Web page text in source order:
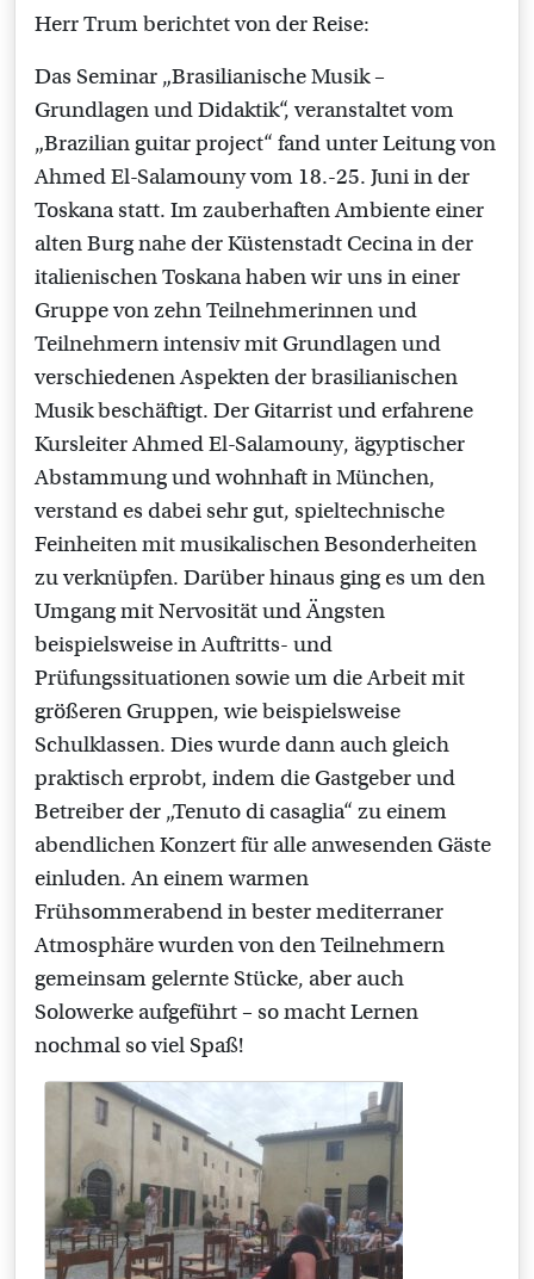
Herr Trum berichtet von der Reise:
Das Seminar „Brasilianische Musik –
Grundlagen und Didaktik“, veranstaltet vom
„Brazilian guitar project“ fand unter Leitung von
Ahmed El-Salamouny vom 18.-25. Juni in der
Toskana statt. Im zauberhaften Ambiente einer
alten Burg nahe der Küstenstadt Cecina in der
italienischen Toskana haben wir uns in einer
Gruppe von zehn Teilnehmerinnen und
Teilnehmern intensiv mit Grundlagen und
verschiedenen Aspekten der brasilianischen
Musik beschäftigt. Der Gitarrist und erfahrene
Kursleiter Ahmed El-Salamouny, ägyptischer
Abstammung und wohnhaft in München,
verstand es dabei sehr gut, spieltechnische
Feinheiten mit musikalischen Besonderheiten
zu verknüpfen. Darüber hinaus ging es um den
Umgang mit Nervosität und Ängsten
beispielsweise in Auftritts- und
Prüfungssituationen sowie um die Arbeit mit
größeren Gruppen, wie beispielsweise
Schulklassen. Dies wurde dann auch gleich
praktisch erprobt, indem die Gastgeber und
Betreiber der „Tenuto di casaglia“ zu einem
abendlichen Konzert für alle anwesenden Gäste
einluden. An einem warmen
Frühsommerabend in bester mediterraner
Atmosphäre wurden von den Teilnehmern
gemeinsam gelernte Stücke, aber auch
Solowerke aufgeführt – so macht Lernen
nochmal so viel Spaß!